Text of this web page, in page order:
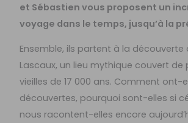
et Sébastien vous proposent un
voyage dans le temps, jusqu’à la
Ensemble, ils partent à la
Lascaux, un lieu mythique couvert de
vieilles de 17 000 ans. Comment ont-
découvertes, pourquoi sont-elles si
nous racontent-elles encore